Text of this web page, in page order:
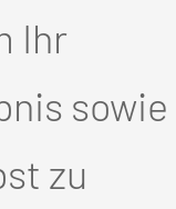
Life
Ihr
zu